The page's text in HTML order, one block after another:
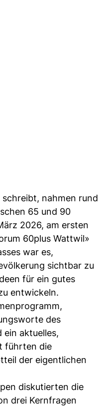
schreibt, nahmen rund
65 und 90
2026, am ersten
60plus Wattwil»
war es,
sichtbar zu
für ein gutes
entwickeln.
des
ein aktuelles,
führten die
der eigentlichen
diskutierten die
drei Kernfragen